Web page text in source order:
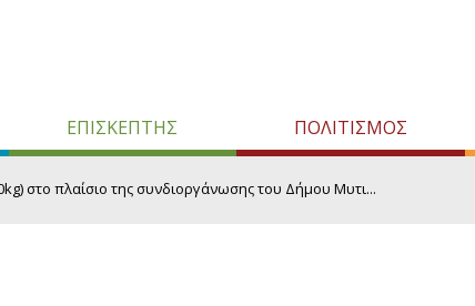
ΕΠΙΣΚΕΠΤΗΣ ΠΟΛΙΤΙΣΜΟΣ
στο πλαίσιο της συνδιοργάνωσης του Δήμου Μυτι...